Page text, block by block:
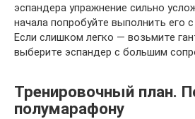
эспандера упражнение сильно
начала попробуйте выполнить его
Если слишком легко — возьмите
выберите эспандер с большим
Тренировочный план.
полумарафону